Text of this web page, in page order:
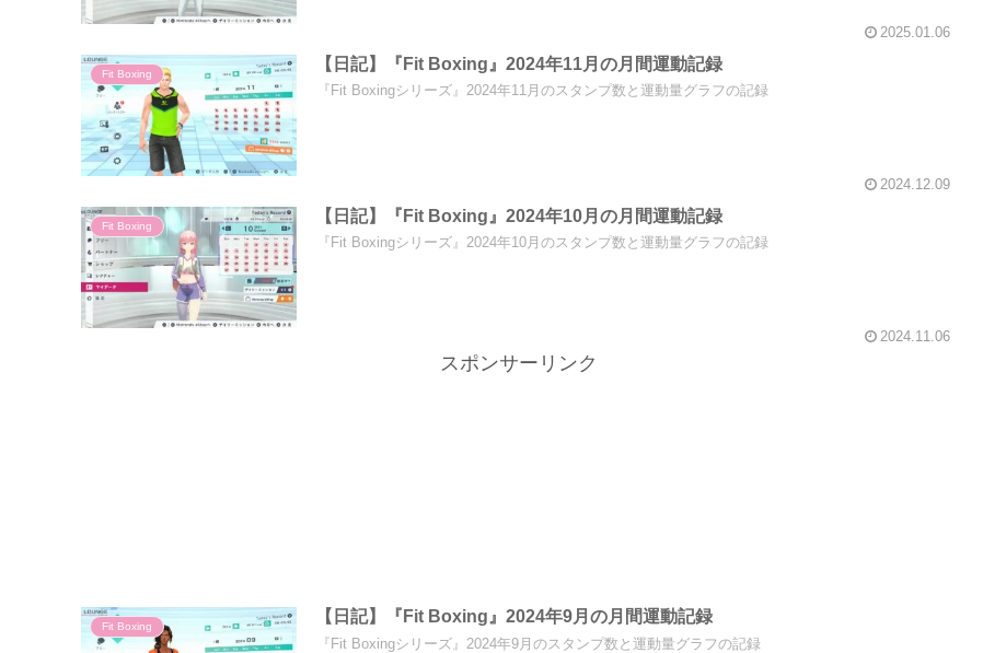
2025.01.06
Fit Boxing
【日記】『Fit Boxing』2024年11月の月間運動記録
『Fit Boxingシリーズ』2024年11月のスタンプ数と運動量グラフの記録
2024.12.09
Fit Boxing
【日記】『Fit Boxing』2024年10月の月間運動記録
『Fit Boxingシリーズ』2024年10月のスタンプ数と運動量グラフの記録
2024.11.06
スポンサーリンク
Fit Boxing
【日記】『Fit Boxing』2024年9月の月間運動記録
『Fit Boxingシリーズ』2024年9月のスタンプ数と運動量グラフの記録